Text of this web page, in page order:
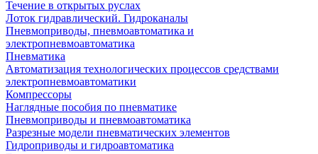
Течение в открытых руслах
Лоток гидравлический. Гидроканалы
Пневмоприводы, пневмоавтоматика и
электропневмоавтоматика
Пневматика
Автоматизация технологических процессов средствами
электропневмоавтоматики
Компрессоры
Наглядные пособия по пневматике
Пневмоприводы и пневмоавтоматика
Разрезные модели пневматических элементов
Гидроприводы и гидроавтоматика